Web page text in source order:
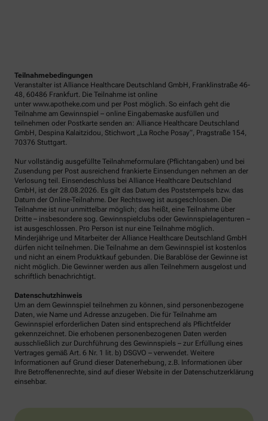
Teilnahmebedingungen
Veranstalter ist Alliance Healthcare Deutschland GmbH, Franklinstraße 46-
48, 60486 Frankfurt. Die Teilnahme ist online
unter www.apotheke.com und per Post möglich. So einfach geht die
Teilnahme am Gewinnspiel – online Eingabemaske ausfüllen und
teilnehmen oder Postkarte senden an: Alliance Healthcare Deutschland
GmbH, Despina Kalaitzidou, Stichwort „La Roche Posay“, Pragstraße 154,
70376 Stuttgart.
Nur vollständig ausgefüllte Teilnahmeformulare (Pflichtangaben) und bei
Zusendung per Post ausreichend frankierte Einsendungen nehmen an der
Verlosung teil. Einsendeschluss bei Alliance Healthcare Deutschland
GmbH, ist der 28.08.2026. Es gilt das Datum des Poststempels bzw. das
Datum der Online-Teilnahme. Der Rechtsweg ist ausgeschlossen. Die
Teilnahme ist nur unmittelbar möglich; das heißt, eine Teilnahme über
Dritte – insbesondere sog. Gewinnspielclubs oder Gewinnspielagenturen –
ist ausgeschlossen. Pro Person ist nur eine Teilnahme möglich.
Minderjährige und Mitarbeiter der Alliance Healthcare Deutschland GmbH
dürfen nicht teilnehmen. Die Teilnahme an dem Gewinnspiel ist kostenlos
und nicht an einem Produktkauf gebunden. Die Barablöse der Gewinne ist
nicht möglich. Die Gewinner werden aus allen Teilnehmern ausgelost und
schriftlich benachrichtigt.
Datenschutzhinweis
Um an dem Gewinnspiel teilnehmen zu können, sind personenbezogene
Daten, wie Name und Adresse anzugeben. Die für Teilnahme am
Gewinnspiel erforderlichen Daten sind entsprechend als Pflichtfelder
gekennzeichnet. Die erhobenen personenbezogenen Daten werden
ausschließlich zur Durchführung des Gewinnspiels – zur Erfüllung eines
Vertrages gemäß Art. 6 Nr. 1 lit. b) DSGVO – verwendet. Weitere
Informationen auf Grund dieser Datenerhebung, z.B. Informationen über
Ihre Betroffenenrechte, sind auf dieser Website in der Datenschutzerklärung
einsehbar.